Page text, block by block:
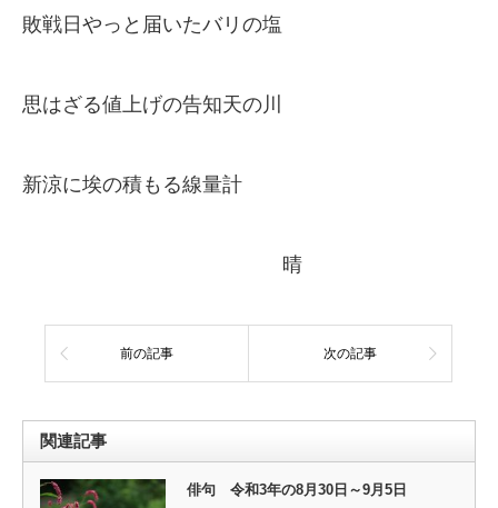
敗戦日やっと届いたバリの塩
思はざる値上げの告知天の川
新涼に埃の積もる線量計
晴
前の記事 次の記事
関連記事
俳句 令和3年の8月30日～9月5日